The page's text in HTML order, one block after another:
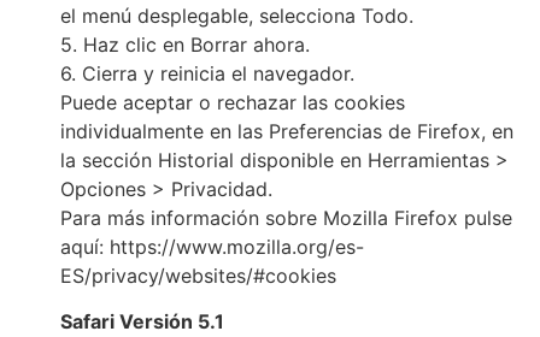
el menú desplegable, selecciona Todo.
5. Haz clic en Borrar ahora.
6. Cierra y reinicia el navegador.
Puede aceptar o rechazar las cookies
individualmente en las Preferencias de Firefox, en
la sección Historial disponible en Herramientas >
Opciones > Privacidad.
Para más información sobre Mozilla Firefox pulse
aquí: https://www.mozilla.org/es-
ES/privacy/websites/#cookies
Safari Versión 5.1